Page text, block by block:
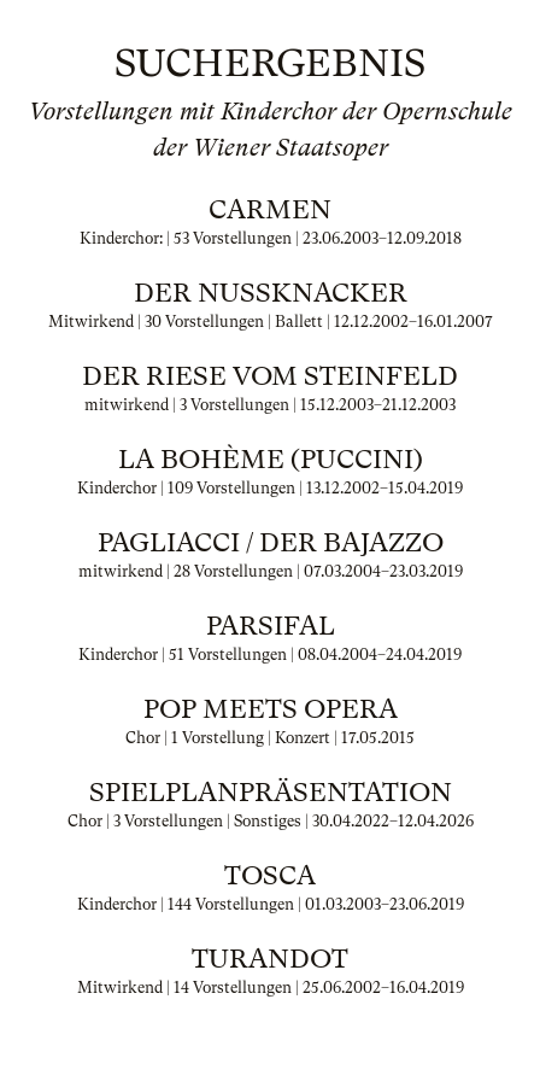
SUCHERGEBNIS
Vorstellungen mit Kinderchor der Opernschule
der Wiener Staatsoper
CARMEN
Kinderchor: | 53 Vorstellungen | 23.06.2003–12.09.2018
DER NUSSKNACKER
Mitwirkend | 30 Vorstellungen | Ballett | 12.12.2002–16.01.2007
DER RIESE VOM STEINFELD
mitwirkend | 3 Vorstellungen | 15.12.2003–21.12.2003
LA BOHÈME (PUCCINI)
Kinderchor | 109 Vorstellungen | 13.12.2002–15.04.2019
PAGLIACCI / DER BAJAZZO
mitwirkend | 28 Vorstellungen | 07.03.2004–23.03.2019
PARSIFAL
Kinderchor | 51 Vorstellungen | 08.04.2004–24.04.2019
POP MEETS OPERA
Chor | 1 Vorstellung | Konzert | 17.05.2015
SPIELPLANPRÄSENTATION
Chor | 3 Vorstellungen | Sonstiges | 30.04.2022–12.04.2026
TOSCA
Kinderchor | 144 Vorstellungen | 01.03.2003–23.06.2019
TURANDOT
Mitwirkend | 14 Vorstellungen | 25.06.2002–16.04.2019